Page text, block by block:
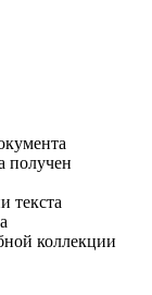
получен
текста
коллекции